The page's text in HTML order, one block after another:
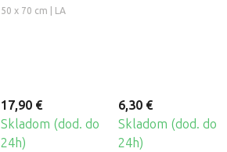
Spúšťacie body
50 x 70 cm | LA
17,90 €
Skladom (dod. do
24h)
6,30 €
Skladom (dod. do
24h)